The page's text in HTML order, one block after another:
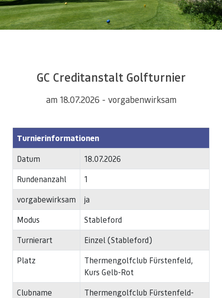
GC Creditanstalt Golfturnier
am 18.07.2026 - vorgabenwirksam
Turnierinformationen
Datum
18.07.2026
Rundenanzahl
1
vorgabewirksam
ja
Modus
Stableford
Turnierart
Einzel (Stableford)
Platz
Thermengolfclub Fürstenfeld,
Kurs Gelb-Rot
Clubname
Thermengolfclub Fürstenfeld-